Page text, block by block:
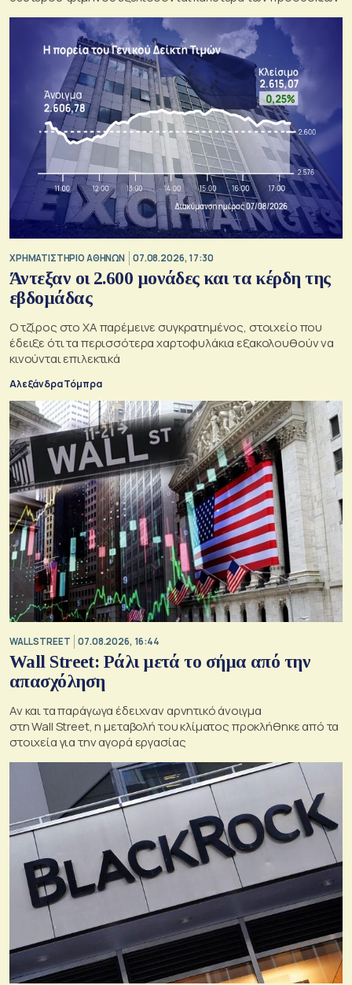
XΡΗΜΑΤΙΣΤΗΡΙΟ ΑΘΗΝΩΝ 07.08.2026, 17:30
Άντεξαν οι 2.600 μονάδες και τα κέρδη της
εβδομάδας
Ο τζίρος στο ΧΑ παρέμεινε συγκρατημένος, στοιχείο που
έδειξε ότι τα περισσότερα χαρτοφυλάκια εξακολουθούν να
κινούνται επιλεκτικά
Αλεξάνδρα Τόμπρα
WALL STREET 07.08.2026, 16:44
Wall Street: Ράλι μετά το σήμα από την
απασχόληση
Αν και τα παράγωγα έδειχναν αρνητικό άνοιγμα
στη Wall Street, η μεταβολή του κλίματος προκλήθηκε από τα
στοιχεία για την αγορά εργασίας